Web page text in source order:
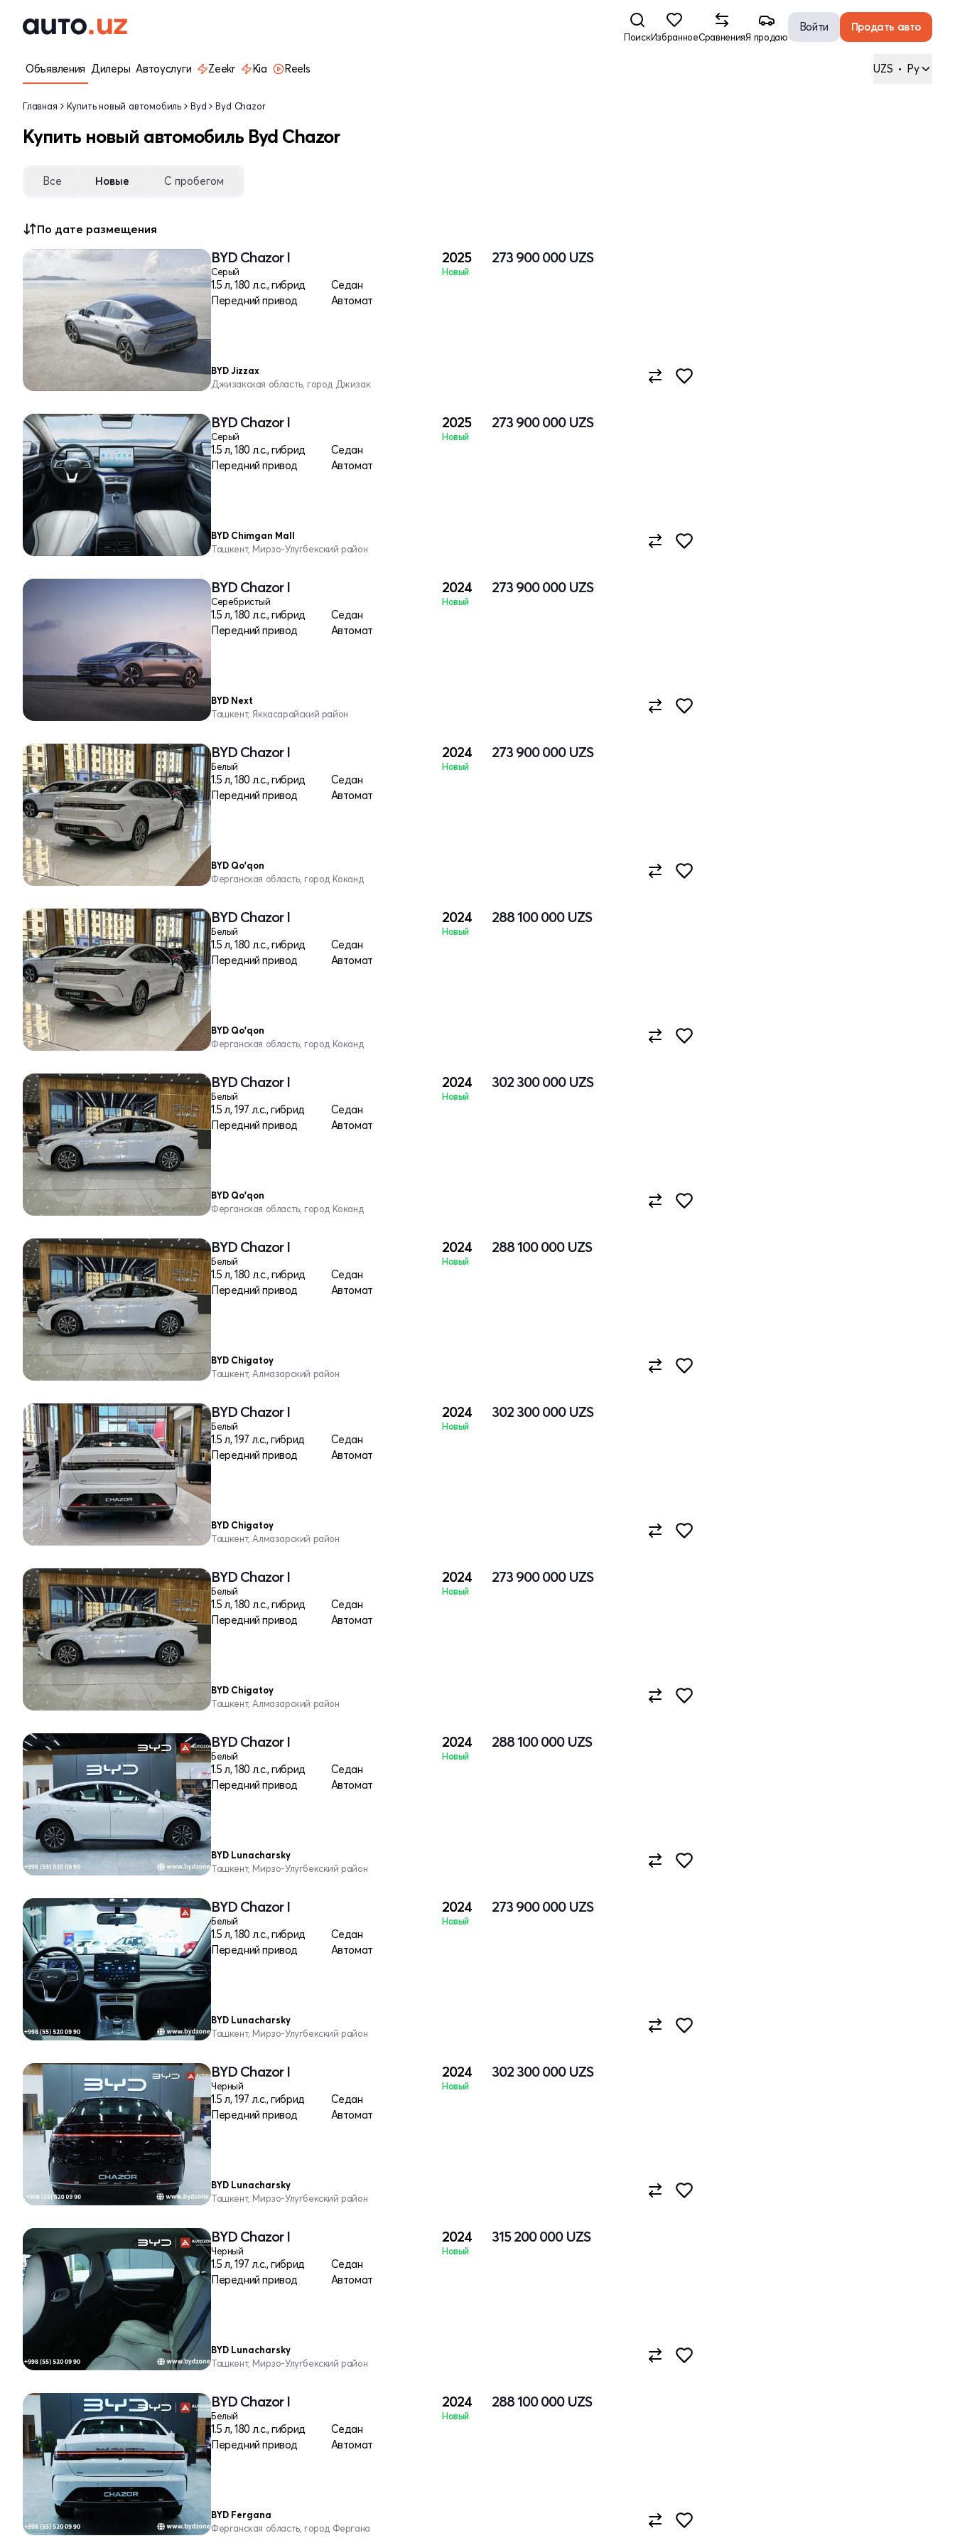
ПоискИзбранноеСравненияЯ продаю
Войти Продать авто
Объявления Дилеры Автоуслуги Zeekr Kia Reels UZS • Ру
Главная Купить новый автомобиль Byd Byd Chazor
Купить новый автомобиль Byd Chazor
Все Новые С пробегом
По дате размещения
BYD Chazor I
Серый
1.5 л, 180 л.с., гибрид
Седан
Передний привод
Автомат
2025
Новый
273 900 000 UZS
BYD Jizzax
Джизакская область, город Джизак
BYD Chazor I
Серый
1.5 л, 180 л.с., гибрид
Седан
Передний привод
Автомат
2025
Новый
273 900 000 UZS
BYD Chimgan Mall
Ташкент, Мирзо-Улугбекский район
BYD Chazor I
Серебристый
1.5 л, 180 л.с., гибрид
Седан
Передний привод
Автомат
2024
Новый
273 900 000 UZS
BYD Next
Ташкент, Яккасарайский район
BYD Chazor I
Белый
1.5 л, 180 л.с., гибрид
Седан
Передний привод
Автомат
2024
Новый
273 900 000 UZS
BYD Qo'qon
Ферганская область, город Коканд
BYD Chazor I
Белый
1.5 л, 180 л.с., гибрид
Седан
Передний привод
Автомат
2024
Новый
288 100 000 UZS
BYD Qo'qon
Ферганская область, город Коканд
BYD Chazor I
Белый
1.5 л, 197 л.с., гибрид
Седан
Передний привод
Автомат
2024
Новый
302 300 000 UZS
BYD Qo'qon
Ферганская область, город Коканд
BYD Chazor I
Белый
1.5 л, 180 л.с., гибрид
Седан
Передний привод
Автомат
2024
Новый
288 100 000 UZS
BYD Chigatoy
Ташкент, Алмазарский район
BYD Chazor I
Белый
1.5 л, 197 л.с., гибрид
Седан
Передний привод
Автомат
2024
Новый
302 300 000 UZS
BYD Chigatoy
Ташкент, Алмазарский район
BYD Chazor I
Белый
1.5 л, 180 л.с., гибрид
Седан
Передний привод
Автомат
2024
Новый
273 900 000 UZS
BYD Chigatoy
Ташкент, Алмазарский район
BYD Chazor I
Белый
1.5 л, 180 л.с., гибрид
Седан
Передний привод
Автомат
2024
Новый
288 100 000 UZS
BYD Lunacharsky
Ташкент, Мирзо-Улугбекский район
BYD Chazor I
Белый
1.5 л, 180 л.с., гибрид
Седан
Передний привод
Автомат
2024
Новый
273 900 000 UZS
BYD Lunacharsky
Ташкент, Мирзо-Улугбекский район
BYD Chazor I
Черный
1.5 л, 197 л.с., гибрид
Седан
Передний привод
Автомат
2024
Новый
302 300 000 UZS
BYD Lunacharsky
Ташкент, Мирзо-Улугбекский район
BYD Chazor I
Черный
1.5 л, 197 л.с., гибрид
Седан
Передний привод
Автомат
2024
Новый
315 200 000 UZS
BYD Lunacharsky
Ташкент, Мирзо-Улугбекский район
BYD Chazor I
Белый
1.5 л, 180 л.с., гибрид
Седан
Передний привод
Автомат
2024
Новый
288 100 000 UZS
BYD Fergana
Ферганская область, город Фергана